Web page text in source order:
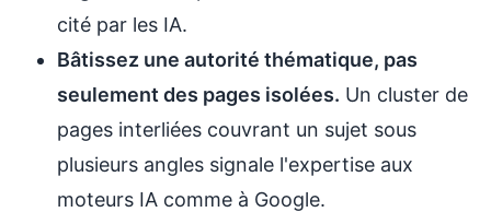
cité par les IA.
Bâtissez une autorité thématique, pas
seulement des pages isolées. Un cluster de
pages interliées couvrant un sujet sous
plusieurs angles signale l'expertise aux
moteurs IA comme à Google.